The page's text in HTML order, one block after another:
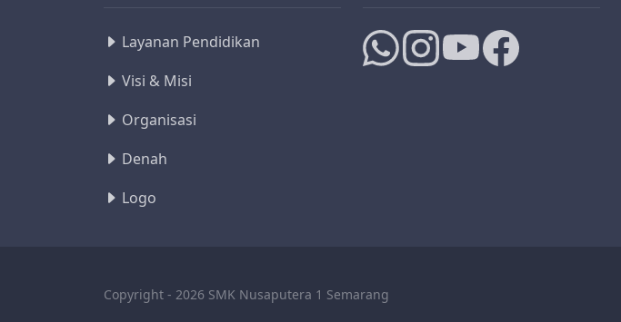
Layanan Pendidikan
Visi & Misi
Organisasi
Denah
Logo
Copyright - 2026 SMK Nusaputera 1 Semarang